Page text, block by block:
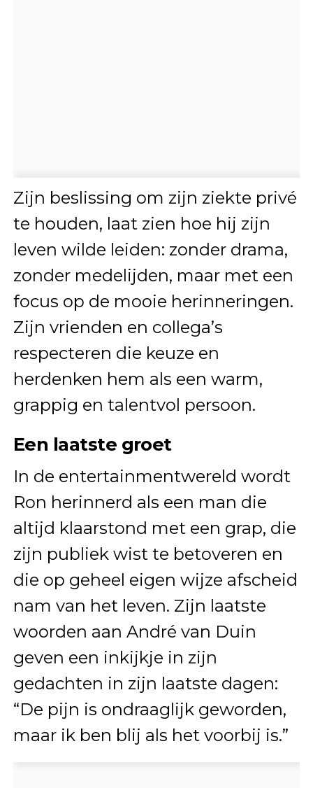
Zijn beslissing om zijn ziekte privé
te houden, laat zien hoe hij zijn
leven wilde leiden: zonder drama,
zonder medelijden, maar met een
focus op de mooie herinneringen.
Zijn vrienden en collega’s
respecteren die keuze en
herdenken hem als een warm,
grappig en talentvol persoon.
Een laatste groet
In de entertainmentwereld wordt
Ron herinnerd als een man die
altijd klaarstond met een grap, die
zijn publiek wist te betoveren en
die op geheel eigen wijze afscheid
nam van het leven. Zijn laatste
woorden aan André van Duin
geven een inkijkje in zijn
gedachten in zijn laatste dagen:
“De pijn is ondraaglijk geworden,
maar ik ben blij als het voorbij is.”